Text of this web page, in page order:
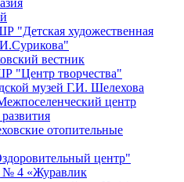
художественная
вестник
творчества"
музей Г.И. Шелехова
центр
отопительные
центр"
№ 4 «Журавлик